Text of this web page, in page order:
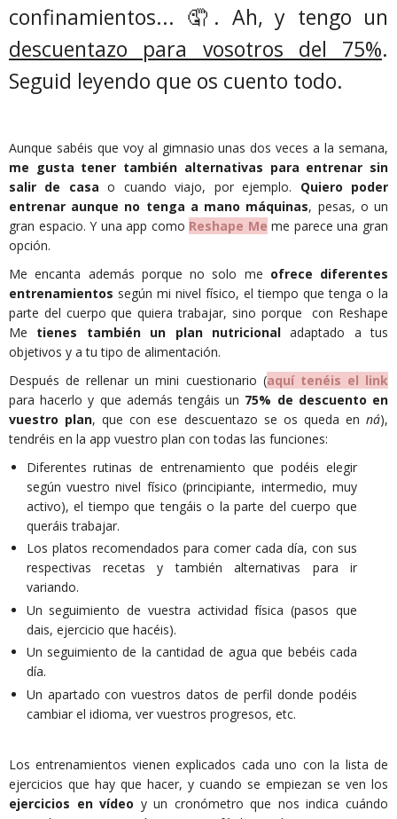
confinamientos... 🤦. Ah, y tengo un
descuentazo para vosotros del 75%.
Seguid leyendo que os cuento todo.
Aunque sabéis que voy al gimnasio unas dos veces a la semana,
me gusta tener también alternativas para entrenar sin
salir de casa o cuando viajo, por ejemplo. Quiero poder
entrenar aunque no tenga a mano máquinas, pesas, o un
gran espacio. Y una app como Reshape Me me parece una gran
opción.
Me encanta además porque no solo me ofrece diferentes
entrenamientos según mi nivel físico, el tiempo que tenga o la
parte del cuerpo que quiera trabajar, sino porque con Reshape
Me tienes también un plan nutricionaladaptado a tus
objetivos y a tu tipo de alimentación.
Después de rellenar un mini cuestionario (aquí tenéis el link
para hacerlo y que además tengáis un 75% de descuento en
vuestro plan, que con ese descuentazo se os queda enná),
tendréis en la app vuestro plan con todas las funciones:
Diferentes rutinas de entrenamiento que podéis elegir
según vuestro nivel físico (principiante, intermedio, muy
activo), el tiempo que tengáis o la parte del cuerpo que
queráis trabajar.
Los platos recomendados para comer cada día, con sus
respectivas recetas y también alternativas para ir
variando.
Un seguimiento de vuestra actividad física (pasos que
dais, ejercicio que hacéis).
Un seguimiento de la cantidad de agua que bebéis cada
día.
Un apartado con vuestros datos de perfil donde podéis
cambiar el idioma, ver vuestros progresos, etc.
Los entrenamientos vienen explicados cada uno con la lista de
ejercicios que hay que hacer, y cuando se empiezan se ven los
ejercicios en vídeo y un cronómetro que nos indica cuándo